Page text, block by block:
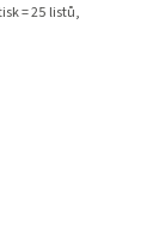
= 25 listů,